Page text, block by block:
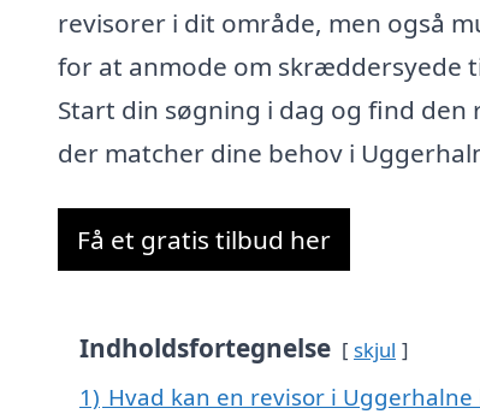
revisorer i dit område, men også
for at anmode om skræddersyede
Start din søgning i dag og find den
der matcher dine behov i
Få et gratis tilbud her
Indholdsfortegnelse skjul
1) Hvad kan en revisor i